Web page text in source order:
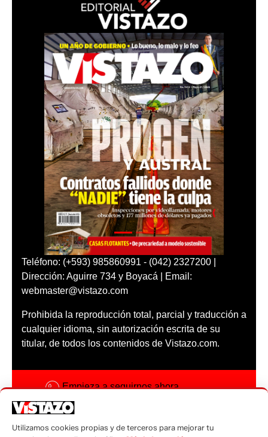
Teléfono: (+593) 985860991 - (042) 2327200 |
Dirección: Aguirre 734 y Boyacá | Email:
webmaster@vistazo.com
Prohibida la reproducción total, parcial y traducción a
cualquier idioma, sin autorización escrita de su
titular, de todos los contenidos de Vistazo.com.
Empieza a seguirnos ahora
Código ética
Utilizamos cookies propias y de terceros para mejorar tu